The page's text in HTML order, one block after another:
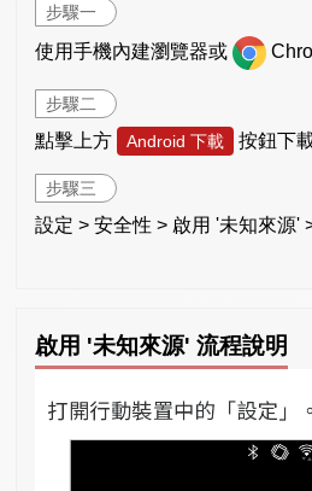
步驟一
使用手機內建瀏覽器或
步驟二
點擊上方 Android 下載 按鈕下
步驟三
設定 > 安全性 > 啟用 '未知來源'
啟用 '未知來源' 流程說明